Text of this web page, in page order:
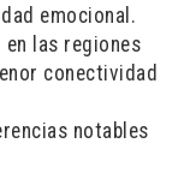
emocional.
las regiones
conectividad
notables